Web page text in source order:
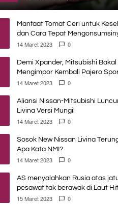
Manfaat Tomat Ceri untuk
dan Cara Tepat
14 Maret 2023 0
Demi Xpander, Mitsubishi Bakal
Mengimpor Kembali Pajero
14 Maret 2023 0
Aliansi Nissan-Mitsubishi
Livina Versi Mungil
14 Maret 2023 0
Sosok New Nissan Livina
Apa Kata NMI?
14 Maret 2023 0
AS menyalahkan Rusia atas
pesawat tak berawak di Laut
Moskow menyangkal
15 Maret 2023 0